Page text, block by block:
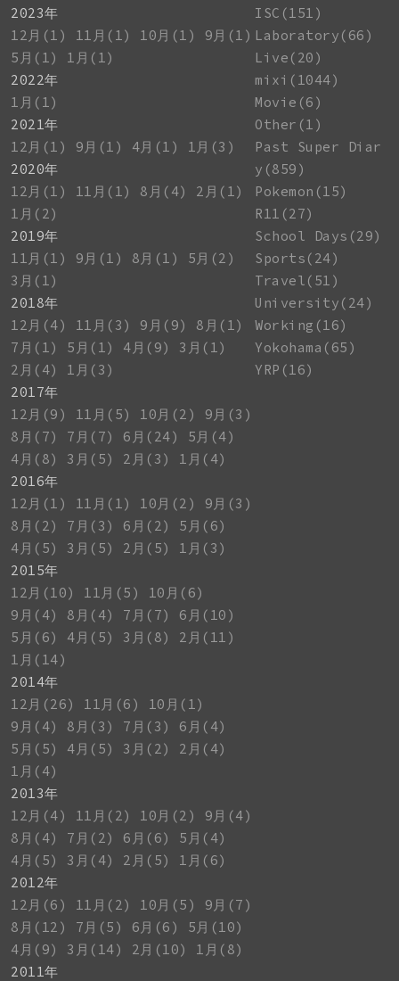
2023年
12月(1)
11月(1) 10月(1)
9月(1)
5月(1)
1月(1)
2022年
1月(1)
2021年
12月(1)
9月(1) 4月(1)
1月(3)
2020年
12月(1)
11月(1) 8月(4)
2月(1)
1月(2)
2019年
11月(1)
9月(1) 8月(1)
5月(2)
3月(1)
2018年
12月(4)
11月(3) 9月(9)
8月(1)
7月(1)
5月(1) 4月(9)
3月(1)
2月(4)
1月(3)
2017年
12月(9)
11月(5) 10月(2)
9月(3)
8月(7)
7月(7) 6月(24)
5月(4)
4月(8)
3月(5) 2月(3)
1月(4)
2016年
12月(1)
11月(1) 10月(2)
9月(3)
8月(2)
7月(3) 6月(2)
5月(6)
4月(5)
3月(5) 2月(5)
1月(3)
2015年
12月(10)
11月(5)
10月(6)
9月(4)
8月(4) 7月(7)
6月(10)
5月(6)
4月(5) 3月(8)
2月(11)
1月(14)
2014年
12月(26)
11月(6)
10月(1)
9月(4)
8月(3) 7月(3)
6月(4)
5月(5)
4月(5) 3月(2)
2月(4)
1月(4)
2013年
12月(4)
11月(2) 10月(2)
9月(4)
8月(4)
7月(2) 6月(6)
5月(4)
4月(5)
3月(4) 2月(5)
1月(6)
2012年
12月(6)
11月(2) 10月(5)
9月(7)
8月(12)
7月(5) 6月(6)
5月(10)
4月(9)
3月(14) 2月(10)
1月(8)
2011年
ISC(151)
Laboratory(66)
Live(20)
mixi(1044)
Movie(6)
Other(1)
Past Super Diar
y(859)
Pokemon(15)
R11(27)
School Days(29)
Sports(24)
Travel(51)
University(24)
Working(16)
Yokohama(65)
YRP(16)